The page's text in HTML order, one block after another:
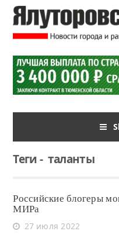
Теги-таланты
Российские блогеры
МИРа
27 июля 2022